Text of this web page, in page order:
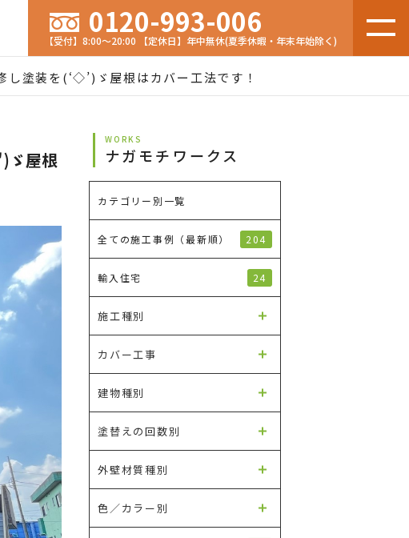
0120-993-006
【受付】8:00～20:00 【定休日】年中無休(夏季休暇・年末年始除く)
塗装を(‘◇’)ゞ屋根はカバー工法です！
ゞ屋根
WORKS
ナガモチワークス
カテゴリー別一覧
全ての施工事例（最新順） 204
輸入住宅 24
施工種別
カバー工事
建物種別
塗替えの回数別
外壁材質種別
色／カラー別